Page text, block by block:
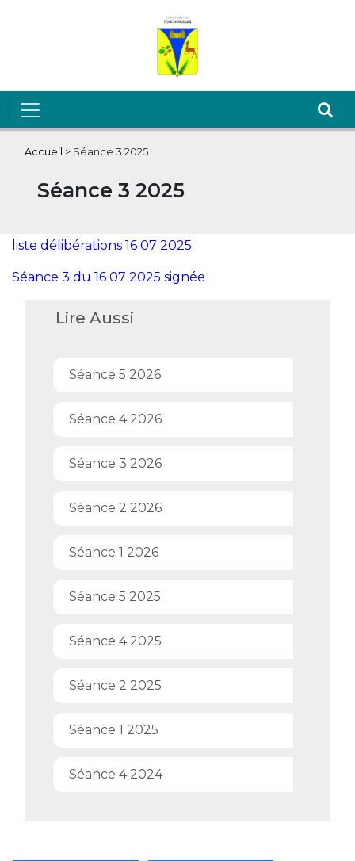
Accueil > Séance 3 2025
Séance 3 2025
liste délibérations 16 07 2025
Séance 3 du 16 07 2025 signée
Lire Aussi
Séance 5 2026
Séance 4 2026
Séance 3 2026
Séance 2 2026
Séance 1 2026
Séance 5 2025
Séance 4 2025
Séance 2 2025
Séance 1 2025
Séance 4 2024